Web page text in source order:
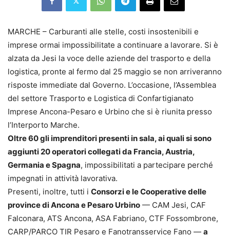
MARCHE – Carburanti alle stelle, costi insostenibili e
imprese ormai impossibilitate a continuare a lavorare. Si è
alzata da Jesi la voce delle aziende del trasporto e della
logistica, pronte al fermo dal 25 maggio se non arriveranno
risposte immediate dal Governo. L’occasione, l’Assemblea
del settore Trasporto e Logistica di Confartigianato
Imprese Ancona-Pesaro e Urbino che si è riunita presso
l’Interporto Marche.
Oltre 60 gli imprenditori presenti in sala, ai quali si sono
aggiunti 20 operatori collegati da Francia, Austria,
Germania e Spagna, impossibilitati a partecipare perché
impegnati in attività lavorativa.
Presenti, inoltre, tutti i Consorzi e le Cooperative delle
province di Ancona e Pesaro Urbino — CAM Jesi, CAF
Falconara, ATS Ancona, ASA Fabriano, CTF Fossombrone,
CARP/PARCO TIR Pesaro e Fanotransservice Fano — a